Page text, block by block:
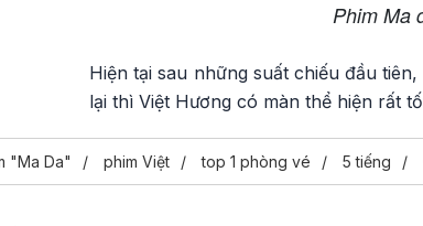
Phim Ma
Hiện tại sau những suất chiếu đầu
lại thì Việt Hương có màn thể hiện rất
"Ma Da" phim Việt top 1 phòng vé 5 tiếng